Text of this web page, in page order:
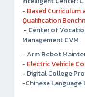
- Chonburi
Intelligent Center:
- Based Curriculum
Qualification
- Center of
Management CVM
- Arm Robot
- Electric Vehicle
- Digital College